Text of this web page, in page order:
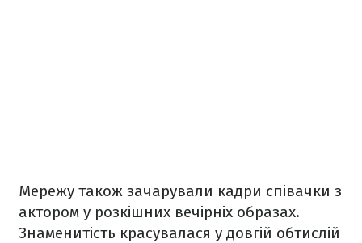
Мережу також зачарували кадри співачки з
актором у розкішних вечірніх образах.
Знаменитість красувалася у довгій обтислій